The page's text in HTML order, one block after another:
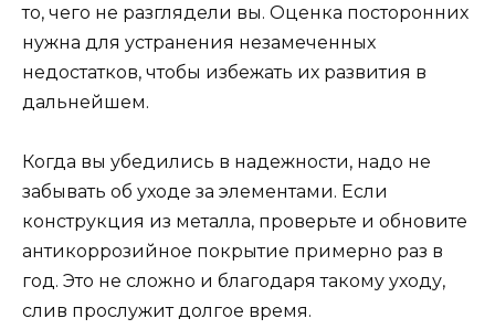
то, чего не разглядели вы. Оценка посторонних
нужна для устранения незамеченных
недостатков, чтобы избежать их развития в
дальнейшем.
Когда вы убедились в надежности, надо не
забывать об уходе за элементами. Если
конструкция из металла, проверьте и обновите
антикоррозийное покрытие примерно раз в
год. Это не сложно и благодаря такому уходу,
слив прослужит долгое время.